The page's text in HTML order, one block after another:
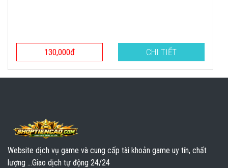
130,000đ CHI TIẾT
Website dịch vụ game và cung cấp tài khoản game uy tín, chất
lượng ...Giao dịch tự động 24/24